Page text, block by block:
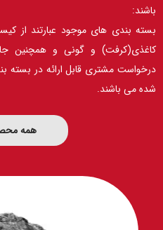
باشند:
درخواست مشتری قابل ارائه در
شده می باشند.
همه